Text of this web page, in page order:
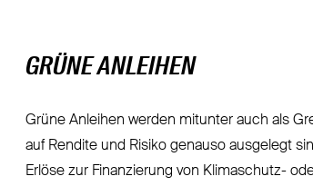
GRÜNE ANLEIHEN
Grüne Anleihen werden mitunter auch als
auf Rendite und Risiko genauso ausgelegt
Erlöse zur Finanzierung von Klimaschutz-